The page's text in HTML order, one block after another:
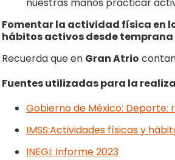
Fomentar la actividad física en
hábitos activos desde
Recuerda que en Gran Atrio
Fuentes utilizadas para la
Gobierno de México: Deporte:
IMSS:Actividades físicas y
INEGI: Informe 2023